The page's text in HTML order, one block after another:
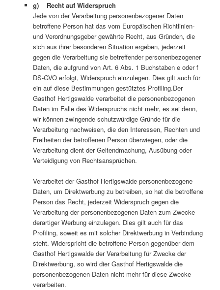
g) Recht auf Widerspruch
Jede von der Verarbeitung personenbezogener Daten
betroffene Person hat das vom Europäischen Richtlinien-
und Verordnungsgeber gewährte Recht, aus Gründen, die
sich aus ihrer besonderen Situation ergeben, jederzeit
gegen die Verarbeitung sie betreffender personenbezogener
Daten, die aufgrund von Art. 6 Abs. 1 Buchstaben e oder f
DS-GVO erfolgt, Widerspruch einzulegen. Dies gilt auch für
ein auf diese Bestimmungen gestütztes Profiling.Der
Gasthof Hertigswalde verarbeitet die personenbezogenen
Daten im Falle des Widerspruchs nicht mehr, es sei denn,
wir können zwingende schutzwürdige Gründe für die
Verarbeitung nachweisen, die den Interessen, Rechten und
Freiheiten der betroffenen Person überwiegen, oder die
Verarbeitung dient der Geltendmachung, Ausübung oder
Verteidigung von Rechtsansprüchen.
Verarbeitet der Gasthof Hertigswalde personenbezogene
Daten, um Direktwerbung zu betreiben, so hat die betroffene
Person das Recht, jederzeit Widerspruch gegen die
Verarbeitung der personenbezogenen Daten zum Zwecke
derartiger Werbung einzulegen. Dies gilt auch für das
Profiling, soweit es mit solcher Direktwerbung in Verbindung
steht. Widerspricht die betroffene Person gegenüber dem
Gasthof Hertigswalde der Verarbeitung für Zwecke der
Direktwerbung, so wird dier Gasthof Hertigswalde die
personenbezogenen Daten nicht mehr für diese Zwecke
verarbeiten.